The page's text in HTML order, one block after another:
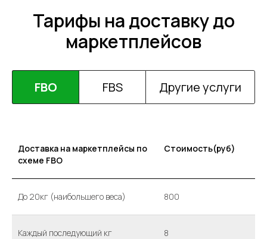
Тарифы на доставку до
маркетплейсов
FBO FBS Другие услуги
Доставка на маркетплейсы по
схеме FBO
Стоимость(руб)
До 20кг (наибольшего веса) 800
Каждый последующий кг 8